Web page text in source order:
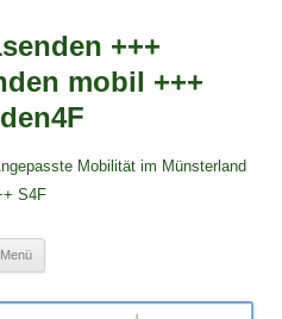
+++
mobil +++
Mobilität im Münsterland
S4F
Menü